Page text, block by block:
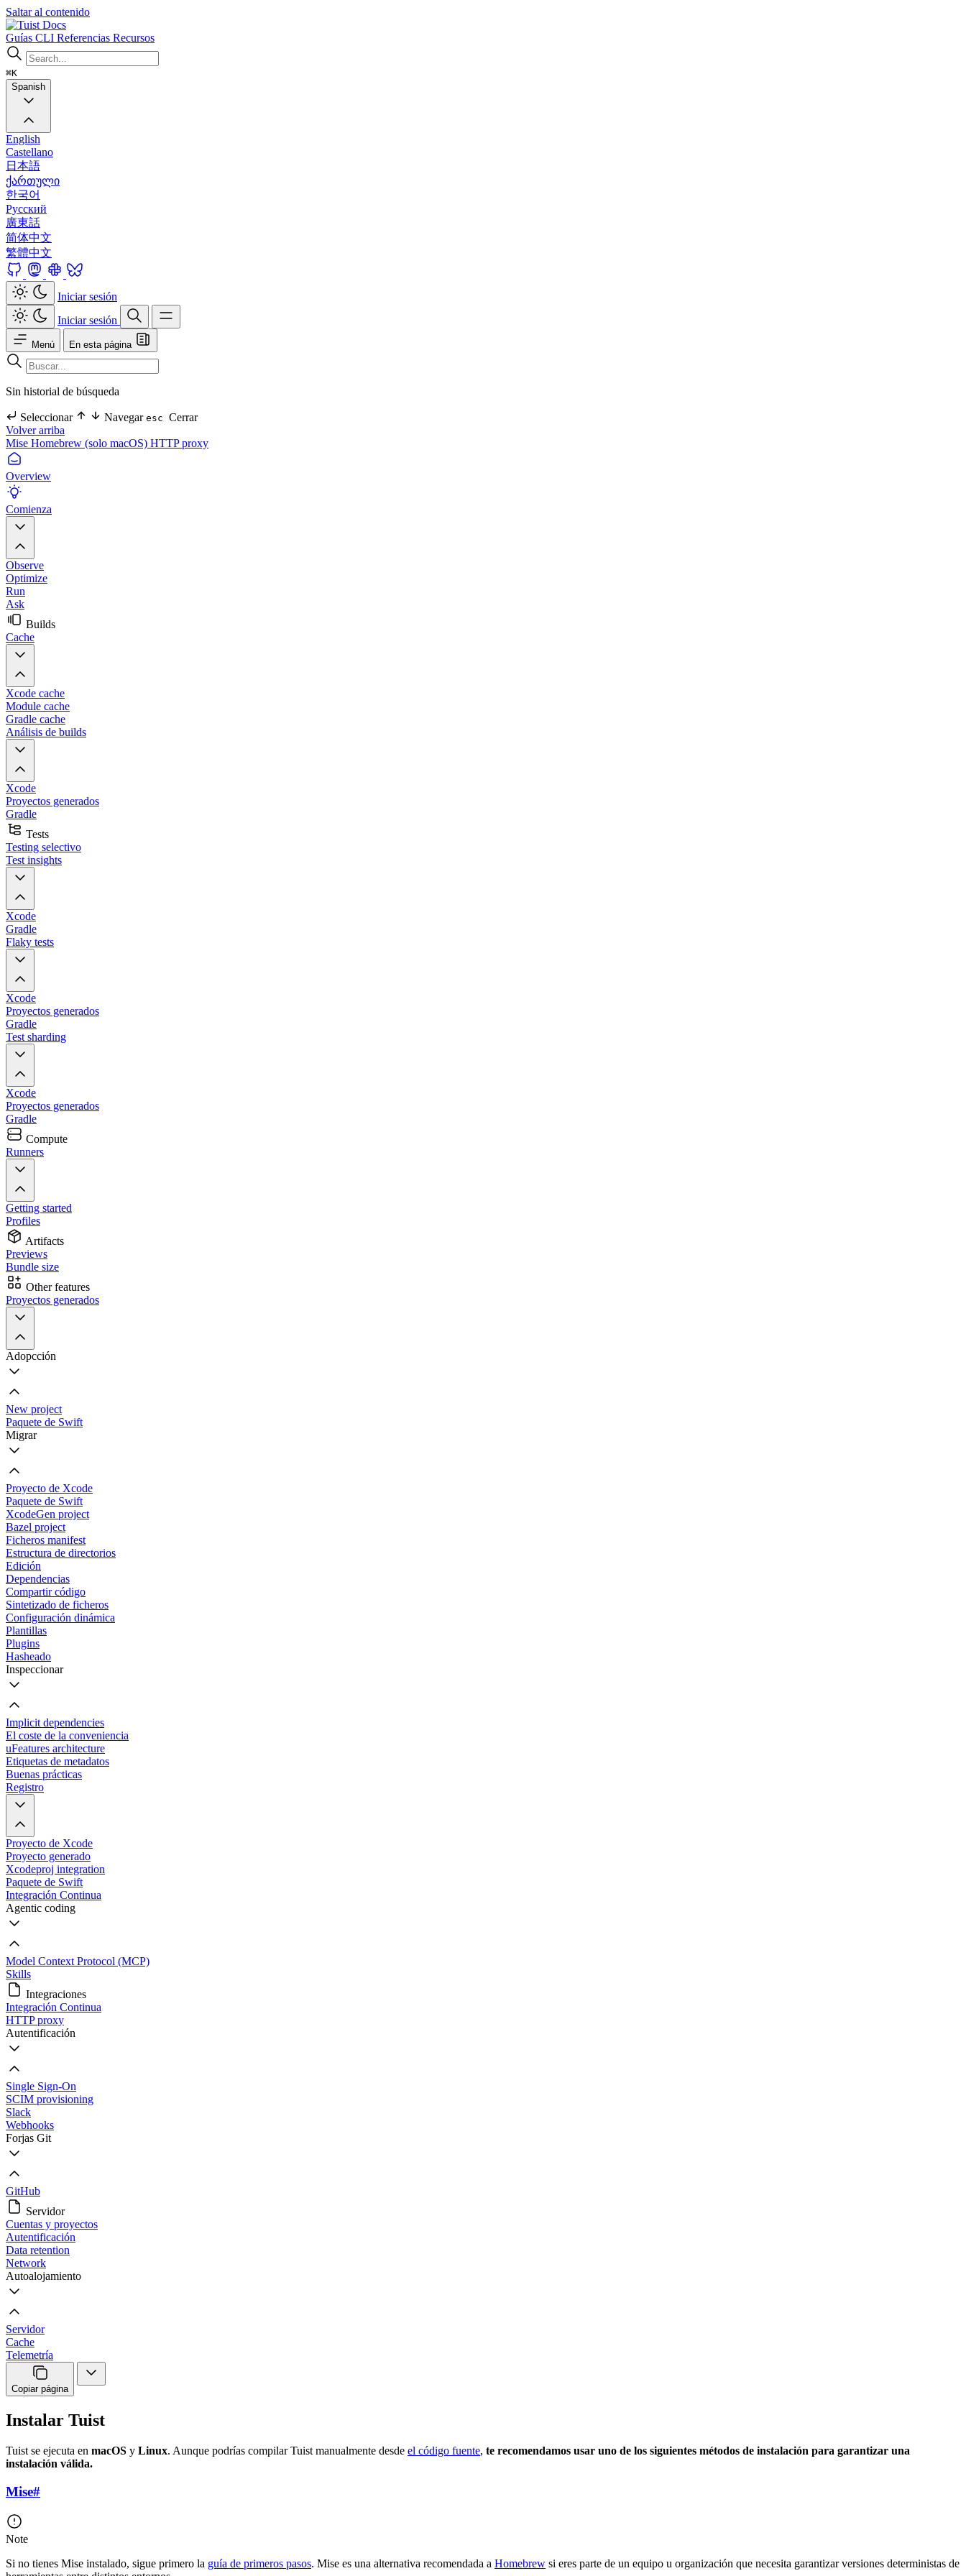
Saltar al contenido
Docs
Guías CLI Referencias Recursos
⌘K
Spanish
English
Castellano
日本語
ქართული
한국어
Русский
廣東話
简体中文
繁體中文
Iniciar sesión
Iniciar sesión
Menú En esta página
Sin historial de búsqueda
Seleccionar Navegar esc Cerrar
Volver arriba
Mise Homebrew (solo macOS) HTTP proxy
Overview
Comienza
Observe
Optimize
Run
Ask
Builds
Cache
Xcode cache
Module cache
Gradle cache
Análisis de builds
Xcode
Proyectos generados
Gradle
Tests
Testing selectivo
Test insights
Xcode
Gradle
Flaky tests
Xcode
Proyectos generados
Gradle
Test sharding
Xcode
Proyectos generados
Gradle
Compute
Runners
Getting started
Profiles
Artifacts
Previews
Bundle size
Other features
Proyectos generados
Adopcción
New project
Paquete de Swift
Migrar
Proyecto de Xcode
Paquete de Swift
XcodeGen project
Bazel project
Ficheros manifest
Estructura de directorios
Edición
Dependencias
Compartir código
Sintetizado de ficheros
Configuración dinámica
Plantillas
Plugins
Hasheado
Inspeccionar
Implicit dependencies
El coste de la conveniencia
uFeatures architecture
Etiquetas de metadatos
Buenas prácticas
Registro
Proyecto de Xcode
Proyecto generado
Xcodeproj integration
Paquete de Swift
Integración Continua
Agentic coding
Model Context Protocol (MCP)
Skills
Integraciones
Integración Continua
HTTP proxy
Autentificación
Single Sign-On
SCIM provisioning
Slack
Webhooks
Forjas Git
GitHub
Servidor
Cuentas y proyectos
Autentificación
Data retention
Network
Autoalojamiento
Servidor
Cache
Telemetría
Copiar página
Instalar Tuist
Tuist se ejecuta en macOS y Linux. Aunque podrías compilar Tuist manualmente desde el código fuente, te recomendamos usar uno de los siguientes métodos de instalación para garantizar una
instalación válida.
Mise#
Note
Si no tienes Mise instalado, sigue primero la guía de primeros pasos. Mise es una alternativa recomendada a Homebrew si eres parte de un equipo u organización que necesita garantizar versiones deterministas de